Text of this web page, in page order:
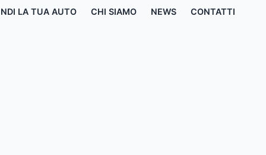
LA TUA AUTO CHI SIAMO NEWS CONTATTI